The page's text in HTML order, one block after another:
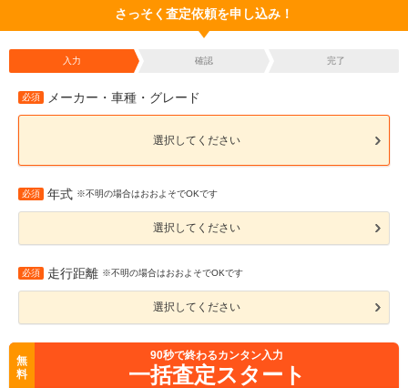
さっそく査定依頼を申し込み！
入力 確認 完了
必須 メーカー・車種・グレード
選択してください
必須 年式 ※不明の場合はおおよそでOKです
選択してください
必須 走行距離 ※不明の場合はおおよそでOKです
選択してください
無
料
90秒で終わるカンタン入力
一括査定スタート